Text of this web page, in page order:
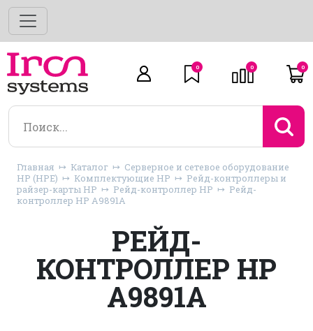
0 0 0
Главная Каталог
Серверное и сетевое оборудование
HP (HPE)
Комплектующие HP
Рейд-контроллеры и
райзер-карты HP
Рейд-контроллер HP
Рейд-
контроллер HP A9891A
РЕЙД-
КОНТРОЛЛЕР HP
A9891A